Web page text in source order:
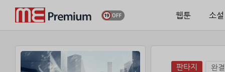
웹툰 소설
판타지 완결